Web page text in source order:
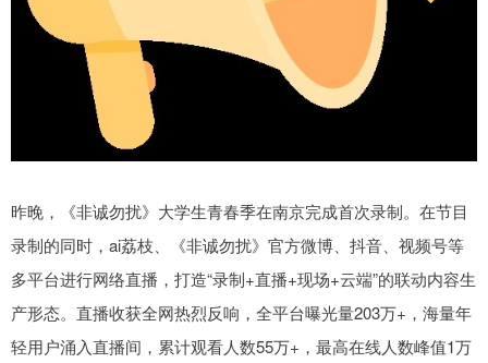
昨晚，《非诚勿扰》大学生青春季在南京完成首次录制。在节目
录制的同时，ai荔枝、《非诚勿扰》官方微博、抖音、视频号等
多平台进行网络直播，打造“录制+直播+现场+云端”的联动内容生
产形态。直播收获全网热烈反响，全平台曝光量203万+，海量年
轻用户涌入直播间，累计观看人数55万+，最高在线人数峰值1万